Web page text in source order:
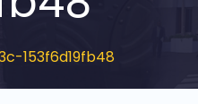
153f6d19fb48